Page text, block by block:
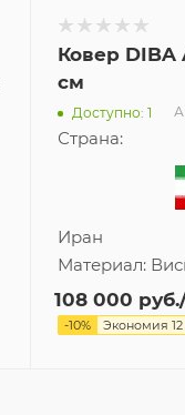
Ковер DIBA
см
Доступно: 1
Страна:
Иран
Материал:
108 000 руб.
-10% Экономия